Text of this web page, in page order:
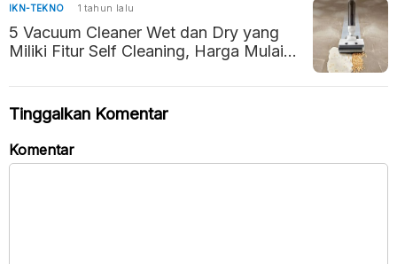
IKN-TEKNO 1 tahun lalu
5 Vacuum Cleaner Wet dan Dry yang
Miliki Fitur Self Cleaning, Harga Mulai
Tinggalkan Komentar
Komentar